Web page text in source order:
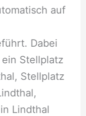
auf
Dabei
Stellplatz
Stellplatz
Lindthal